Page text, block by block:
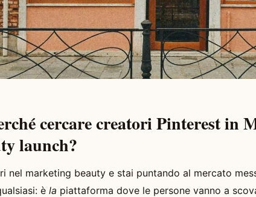
cercare creatori Pinterest in
launch?
nel marketing beauty e stai puntando al mercato
è la piattaforma dove le persone vanno a